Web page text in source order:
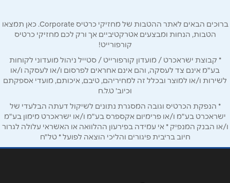
אימייל*
נושא*
אנא חזרו אלי בקשר ל...
הודעה*
ירושלים
02-5479090
אילת
מרכז תיירות, מפלס תחתון
08-9327747
ברוכים הבאים לאתר ההטבות של מחזיקי כרטיס Corporate. כאן תמצאו
הטבות, הנחות ומבצעים אטרקטיביים אך ורק לכם מחזיקי כרטיס
קורפורייט!
* קבוצת ישראכרט / מועדון קורפורייט / סטייל ניהול מועדוני לקוחות
בע"מ אינם צד לעסקה, והם אינם אחראים לפרסום ו/או לעסקה ו/או
לשירות ו/או למוצר ובכלל זה למחיריהם, טיבם, איכותם, מועדי אספקתם
וכיוב' ט.ל.ח
* הנפקת הכרטיס וגובה המסגרת נתונים לשיקול דעתה הבלעדי של
ישראכרט בע"מ ו/או פרימיום אקספרס בע"מ ו/או ישראכרט מימון בע"מ
ו/או הבנק המנפיק * אי עמידה בפירעון ההלוואה או האשראי עלולה לגרור
חיוב בריבית פיגורים והליכי הוצאה לפועל * טל"ח